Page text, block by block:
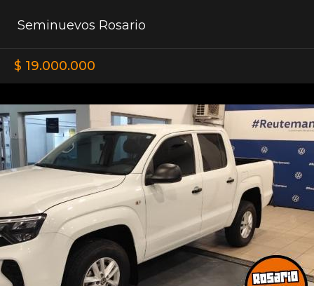
Seminuevos Rosario
$ 19.000.000